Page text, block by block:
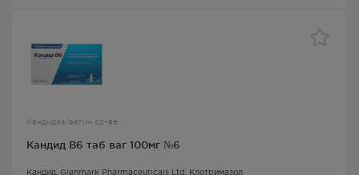
Кандидоз/вагин ср-ва
Кандид В6 таб ваг 100мг №6
Кандид, Glenmark Pharmaceuticals Ltd, Клотримазол